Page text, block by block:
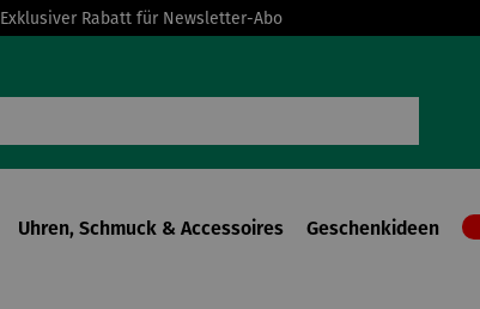
Exklusiver Rabatt für Newsletter-Abo
Uhren, Schmuck & Accessoires Geschenkideen